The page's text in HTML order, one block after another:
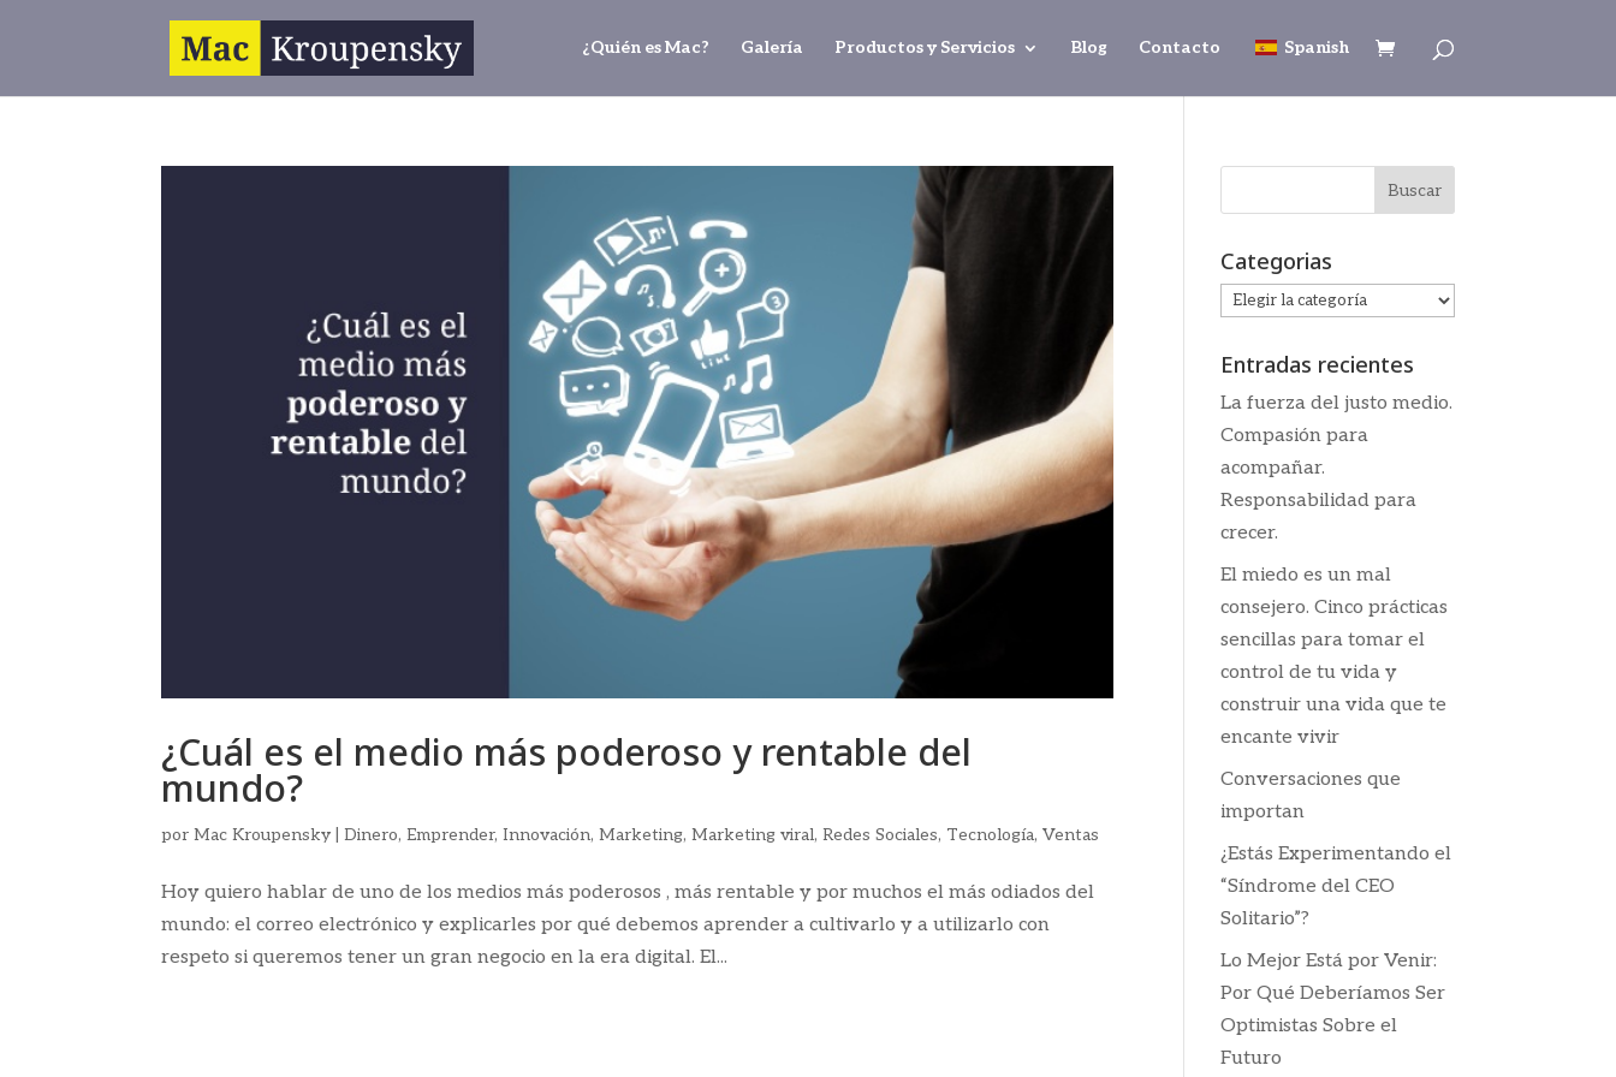
¿Quién es Mac? Galería Productos y Servicios Blog Contacto Spanish
¿Cuál es el medio más poderoso y rentable del
mundo?
porMac Kroupensky |Dinero,Emprender,Innovación,Marketing,Marketing viral,Redes Sociales, Tecnología,Ventas
Hoy quiero hablar de uno de los medios más poderosos , más rentable y por muchos el más odiados del
mundo: el correo electrónico y explicarles por qué debemos aprender a cultivarlo y a utilizarlo con
respeto si queremos tener un gran negocio en la era digital. El...
Categorias
Categorias
Entradas recientes
La fuerza del justo medio.
Compasión para
acompañar.
Responsabilidad para
crecer.
El miedo es un mal
consejero. Cinco prácticas
sencillas para tomar el
control de tu vida y
construir una vida que te
encante vivir
Conversaciones que
importan
¿Estás Experimentando el
“Síndrome del CEO
Solitario”?
Lo Mejor Está por Venir:
Por Qué Deberíamos Ser
Optimistas Sobre el
Futuro